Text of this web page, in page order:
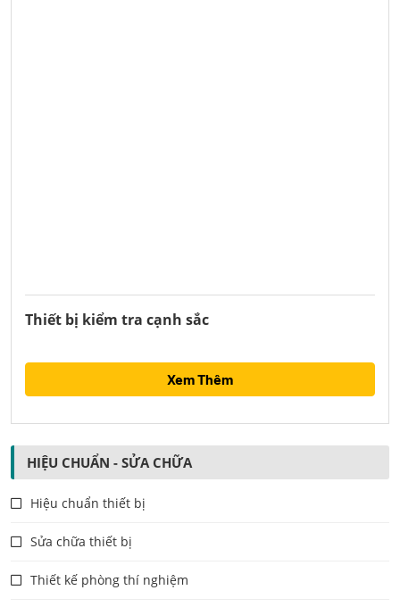
HIỆU CHUẨN - SỬA CHỮA
Hiệu chuẩn thiết bị
Sửa chữa thiết bị
Thiết kế phòng thí nghiệm
Thiết bị kiểm tra cạnh sắc
Xem Thêm